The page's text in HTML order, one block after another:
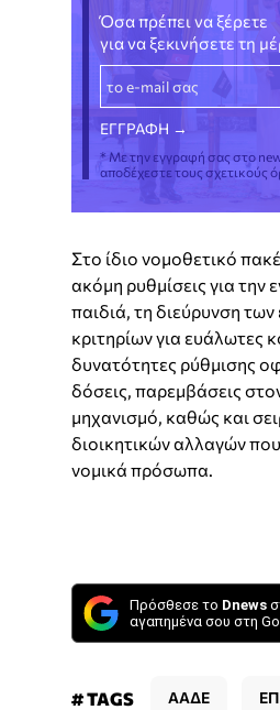
Όσα πρέπει να ξέρετε
για να ξεκινήσετε τη
* Με την εγγραφή σας στο
αποδέχεστε τους σχετικούς
Στο ίδιο νομοθετικό
ακόμη ρυθμίσεις για την
παιδιά, τη διεύρυνση
κριτηρίων για ευάλωτες
δυνατότητες ρύθμισης
δόσεις, παρεμβάσεις
μηχανισμό, καθώς και
διοικητικών αλλαγών
νομικά πρόσωπα.
Πρόσθεσε το Dnews
αγαπημένα σου στη
# TAGS ΑΑΔΕ